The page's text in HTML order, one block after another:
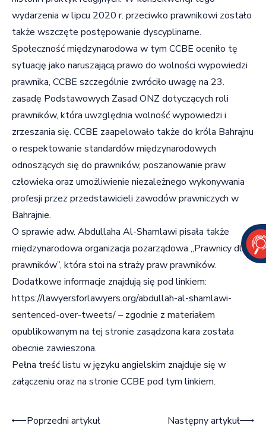
wydarzenia w lipcu 2020 r. przeciwko prawnikowi zostało
także wszczęte postępowanie dyscyplinarne.
Społeczność międzynarodowa w tym CCBE oceniło tę
sytuację jako naruszającą prawo do wolności wypowiedzi
prawnika, CCBE szczególnie zwróciło uwagę na 23.
zasadę Podstawowych Zasad ONZ dotyczących roli
prawników, która uwzględnia wolność wypowiedzi i
zrzeszania się. CCBE zaapelowało także do króla Bahrajnu
o respektowanie standardów międzynarodowych
odnoszących się do prawników, poszanowanie praw
człowieka oraz umożliwienie niezależnego wykonywania
profesji przez przedstawicieli zawodów prawniczych w
Bahrajnie.
O sprawie adw. Abdullaha Al-Shamlawi pisała także
międzynarodowa organizacja pozarządowa „Prawnicy dla
prawników”, która stoi na straży praw prawników.
Dodatkowe informacje znajdują się pod linkiem:
https://lawyersforlawyers.org/abdullah-al-shamlawi-
sentenced-over-tweets/– zgodnie z materiałem
opublikowanym na tej stronie zasądzona kara została
obecnie zawieszona.
Pełna treść listu w języku angielskim znajduje się w
załączeniu oraz na stronie CCBE pod tym linkiem.
Nawigacja wpisu
Poprzedni artykuł Następny artykuł